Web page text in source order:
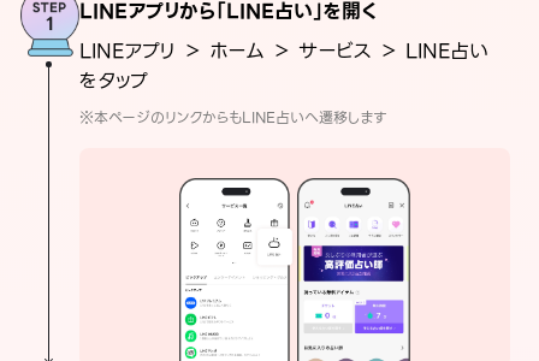
LINEアプリから「LINE占い」を開く
LINEアプリ ＞ ホーム ＞ サービス ＞ LINE占い
をタップ
※本ページのリンクからもLINE占いへ遷移します